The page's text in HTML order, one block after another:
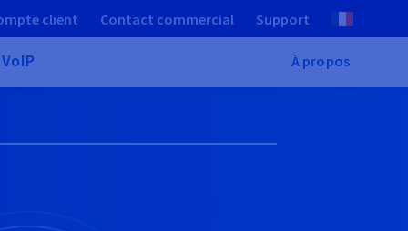
client Contact commercial Support
À propos